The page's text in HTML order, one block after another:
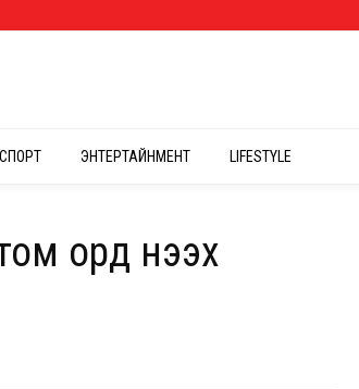
СПОРТ ЭНТЕРТАЙНМЕНТ LIFESTYLE
том орд нээх